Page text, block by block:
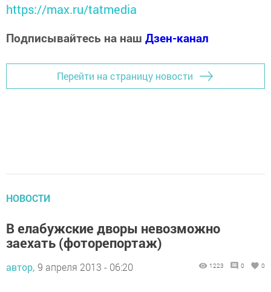
https://max.ru/tatmedia
Подписывайтесь на наш Дзен-канал
Перейти на страницу новости
НОВОСТИ
В елабужские дворы невозможно
заехать (фоторепортаж)
автор, 9 апреля 2013 - 06:20 1223 0 0